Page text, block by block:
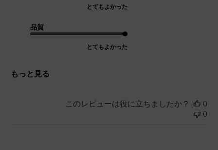
とてもよかった
品質
とてもよかった
もっと見る
このレビューは役に立ちましたか？
0
0